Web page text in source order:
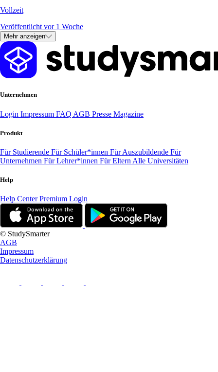
Vollzeit
Veröffentlicht vor 1 Woche
Mehr anzeigen
Unternehmen
Login Impressum FAQ AGB Presse Magazine
Produkt
Für Studierende Für Schüler*innen Für Auszubildende Für
Unternehmen Für Lehrer*innen Für Eltern Alle Universitäten
Help
Help CenterPremium Login
© StudySmarter
AGB
Impressum
Datenschutzerklärung